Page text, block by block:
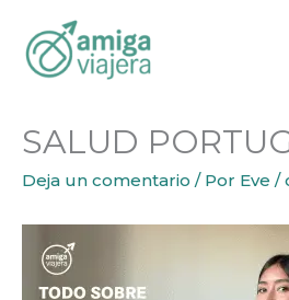
contenido
SALUD
Deja un comentario / Por Eve /